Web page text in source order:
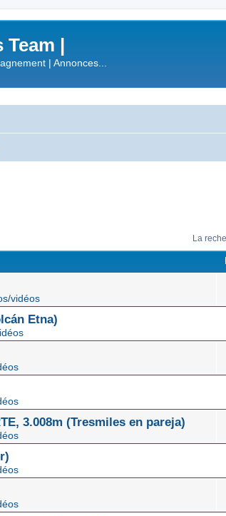
Team |
| Annonces...
La
vidéos
Etna)
3.008m (Tresmiles en pareja)